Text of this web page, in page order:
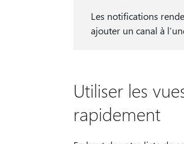
Les notifications
ajouter un canal à
Utiliser les
rapidement